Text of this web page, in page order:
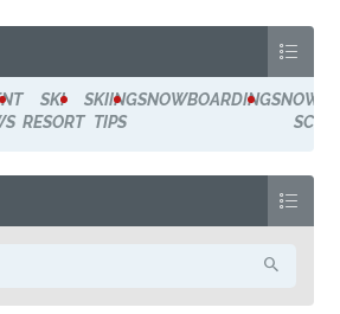
SKI
RESORT
SKIING
TIPS
SNOWBOARDING